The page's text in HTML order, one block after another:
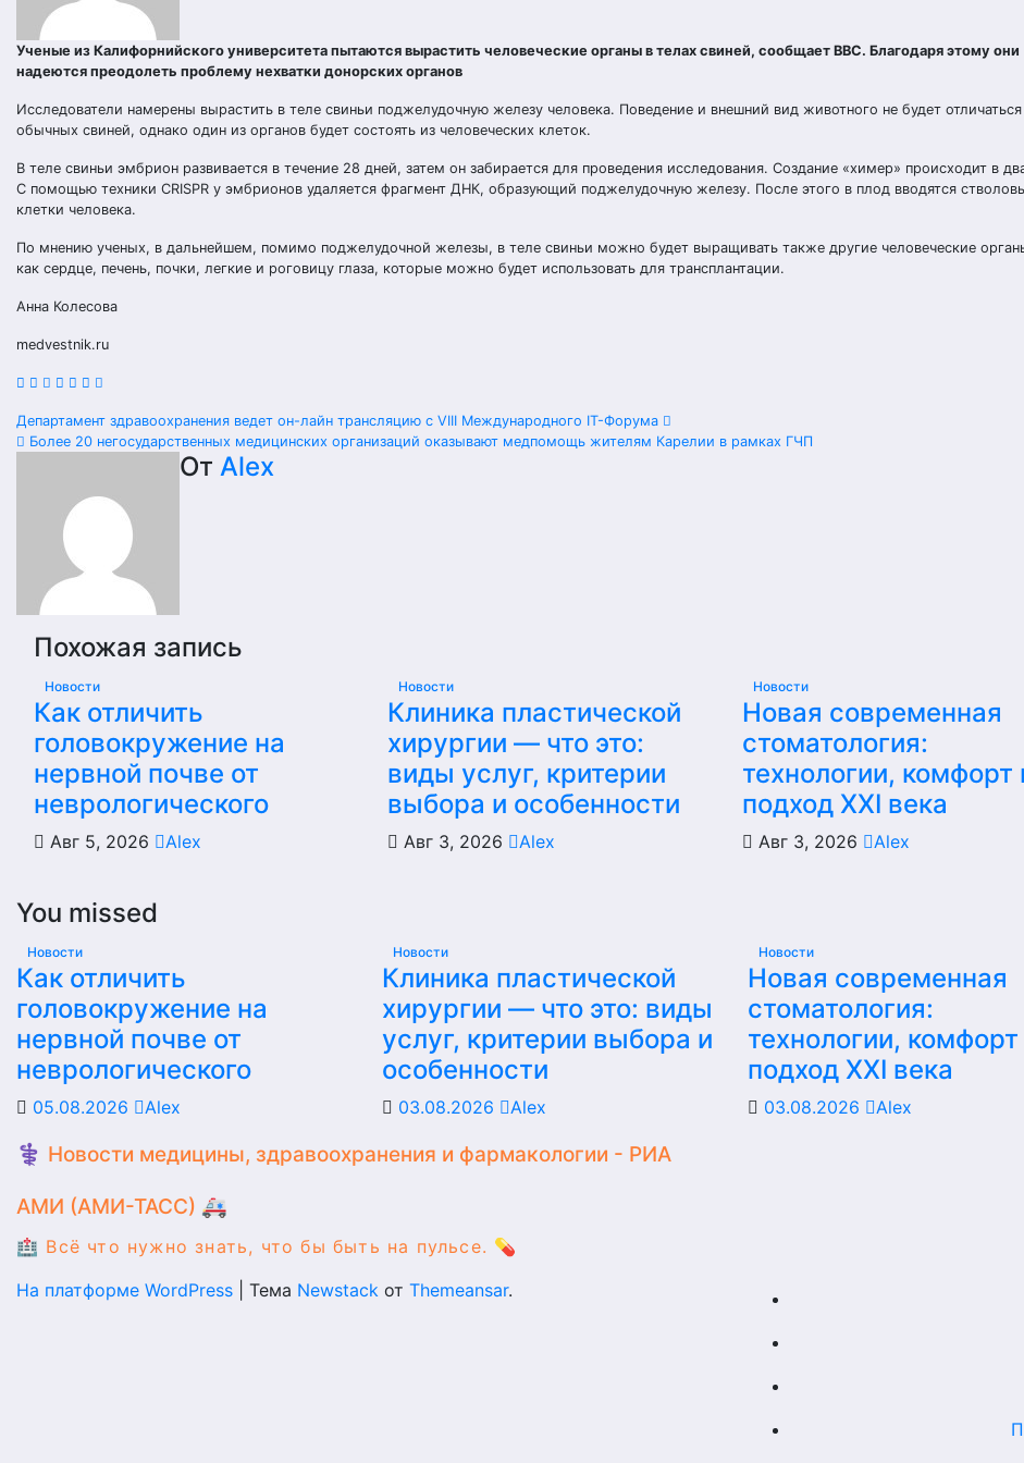
Ученые из Калифорнийского университета пытаются вырастить человеческие органы в телах свиней, cообщает BBC. Благодаря этому они
надеются преодолеть проблему нехватки донорских органов
Исследователи намерены вырастить в теле свиньи поджелудочную железу человека. Поведение и внешний вид животного не будет отличаться
обычных свиней, однако один из органов будет состоять из человеческих клеток.
В теле свиньи эмбрион развивается в течение 28 дней, затем он забирается для проведения исследования. Создание «химер» происходит в
С помощью техники CRISPR у эмбрионов удаляется фрагмент ДНК, образующий поджелудочную железу. После этого в плод вводятся
клетки человека.
По мнению ученых, в дальнейшем, помимо поджелудочной железы, в теле свиньи можно будет выращивать также другие человеческие
как сердце, печень, почки, легкие и роговицу глаза, которые можно будет использовать для трансплантации.
Анна Колесова
medvestnik.ru
Навигация
записям
Департамент здравоохранения ведет он-лайн трансляцию с VIII Международного IT-Форума
Более 20 негосударственных медицинских организаций оказывают медпомощь жителям Карелии в рамках ГЧП
От Alex
Похожая запись
Новости
Как отличить
головокружение на
нервной почве от
неврологического
Авг 5, 2026 Alex
Новости
Клиника пластической
хирургии — что это:
виды услуг, критерии
выбора и особенности
Авг 3, 2026 Alex
Новости
Новая современная
стоматология:
технологии, комфорт
подход XXI века
Авг 3, 2026 Alex
You missed
Новости
Как отличить
головокружение на
нервной почве от
неврологического
05.08.2026 Alex
Новости
Клиника пластической
хирургии — что это: виды
услуг, критерии выбора и
особенности
03.08.2026 Alex
Новости
Новая современная
стоматология:
технологии, комфорт
подход XXI века
03.08.2026 Alex
⚕️ Новости медицины, здравоохранения и фармакологии - РИА
АМИ (АМИ-ТАСС) 🚑
🏥 Всё что нужно знать, что бы быть на пульсе. 💊
На платформе WordPress
Тема Newstack от Themeansar.